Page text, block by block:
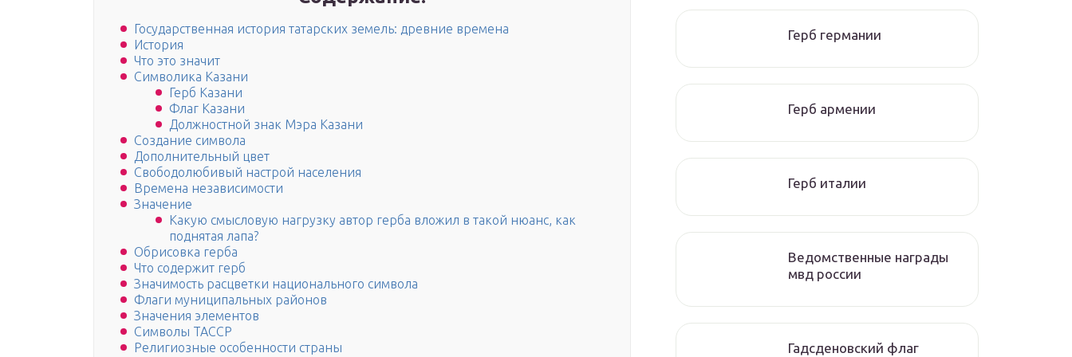
Государственная история татарских земель: древние времена
История
Что это значит
Символика Казани
Герб Казани
Флаг Казани
Должностной знак Мэра Казани
Создание символа
Дополнительный цвет
Свободолюбивый настрой населения
Времена независимости
Значение
Какую смысловую нагрузку автор герба вложил в такой нюанс, как
поднятая лапа?
Обрисовка герба
Что содержит герб
Значимость расцветки национального символа
Флаги муниципальных районов
Значения элементов
Символы ТАССР
Религиозные особенности страны
Герб германии
Герб армении
Герб италии
Ведомственные награды
мвд россии
Гадсденовский флаг